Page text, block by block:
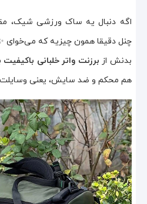
اگه دنبال یه ساک ورزشی شیک،
چنل دقیقا همون چیزیه که می‌خوای
بدنش از برزنت واتر خلبانی باکیفیت
هم محکم و ضد سایش، یعنی وسایلت